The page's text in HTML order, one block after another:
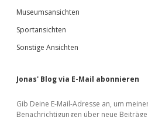
Museumsansichten
Sportansichten
Sonstige Ansichten
Jonas' Blog via E-Mail abonnieren
Gib Deine E-Mail-Adresse an, um
Benachrichtigungen über neue